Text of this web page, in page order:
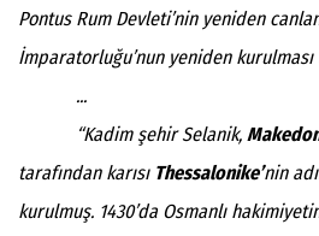
Pontus Rum Devleti’nin yeniden
İmparatorluğu’nun yeniden kurulması
...
“Kadim şehir Selanik,
tarafından karısı Thessalonike’nin
kurulmuş. 1430’da Osmanlı